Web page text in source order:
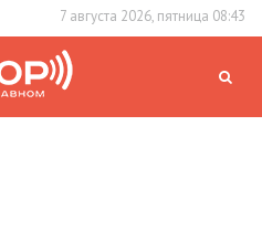
7 августа 2026, пятница 08:43